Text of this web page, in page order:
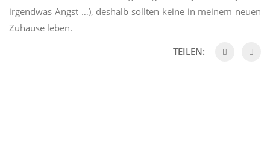
irgendwas Angst …), deshalb sollten keine in meinem neuen
Zuhause leben.
TEILEN: